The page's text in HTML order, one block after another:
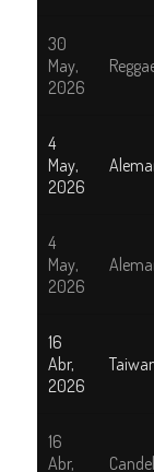
30
May,
2026
4
May,
2026
4
May,
2026
16
Abr,
2026
16
Abr,